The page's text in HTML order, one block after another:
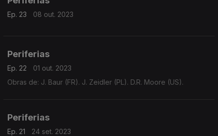
Ep. 23 08 out. 2023
Periferias
Ep. 22
01 out. 2023
Obras de: J. Baur (FR). J. Zeidler (PL). D.R. Moore (US).
Periferias
Ep. 21
24 set. 2023